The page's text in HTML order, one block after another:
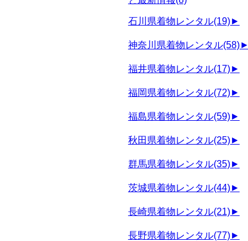
石川県着物レンタル(19)►
神奈川県着物レンタル(58)►
福井県着物レンタル(17)►
福岡県着物レンタル(72)►
福島県着物レンタル(59)►
秋田県着物レンタル(25)►
群馬県着物レンタル(35)►
茨城県着物レンタル(44)►
長崎県着物レンタル(21)►
長野県着物レンタル(77)►